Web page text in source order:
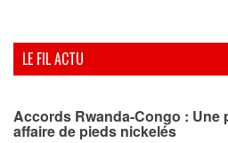
LE FIL ACTU
Accords Rwanda-Congo : Une
affaire de pieds nickelés